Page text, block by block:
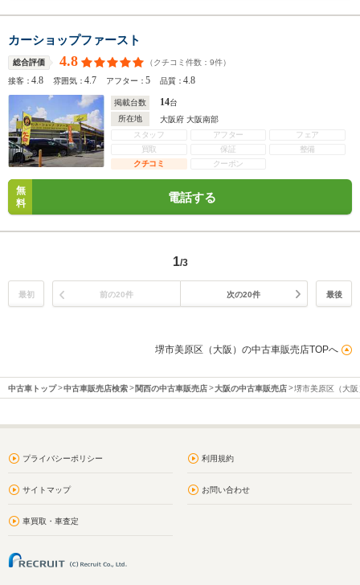
カーショップファースト
総合評価 4.8 （クチコミ件数： 9件）
接客：4.8 雰囲気：4.7 アフター：5 品質：4.8
掲載台数 14台
所在地
大阪府 大阪南部
スタッフ
アフター
フェア
買取
保証
整備
クチコミ
クーポン
無
料
電話する
1/3
最初 前の20件 次の20件 最後
堺市美原区（大阪）の中古車販売店TOPへ
中古車トップ 中古車販売店検索 関西の中古車販売店 大阪の中古車販売店 堺市美原区（大
プライバシーポリシー 利用規約
サイトマップ お問い合わせ
車買取・車査定